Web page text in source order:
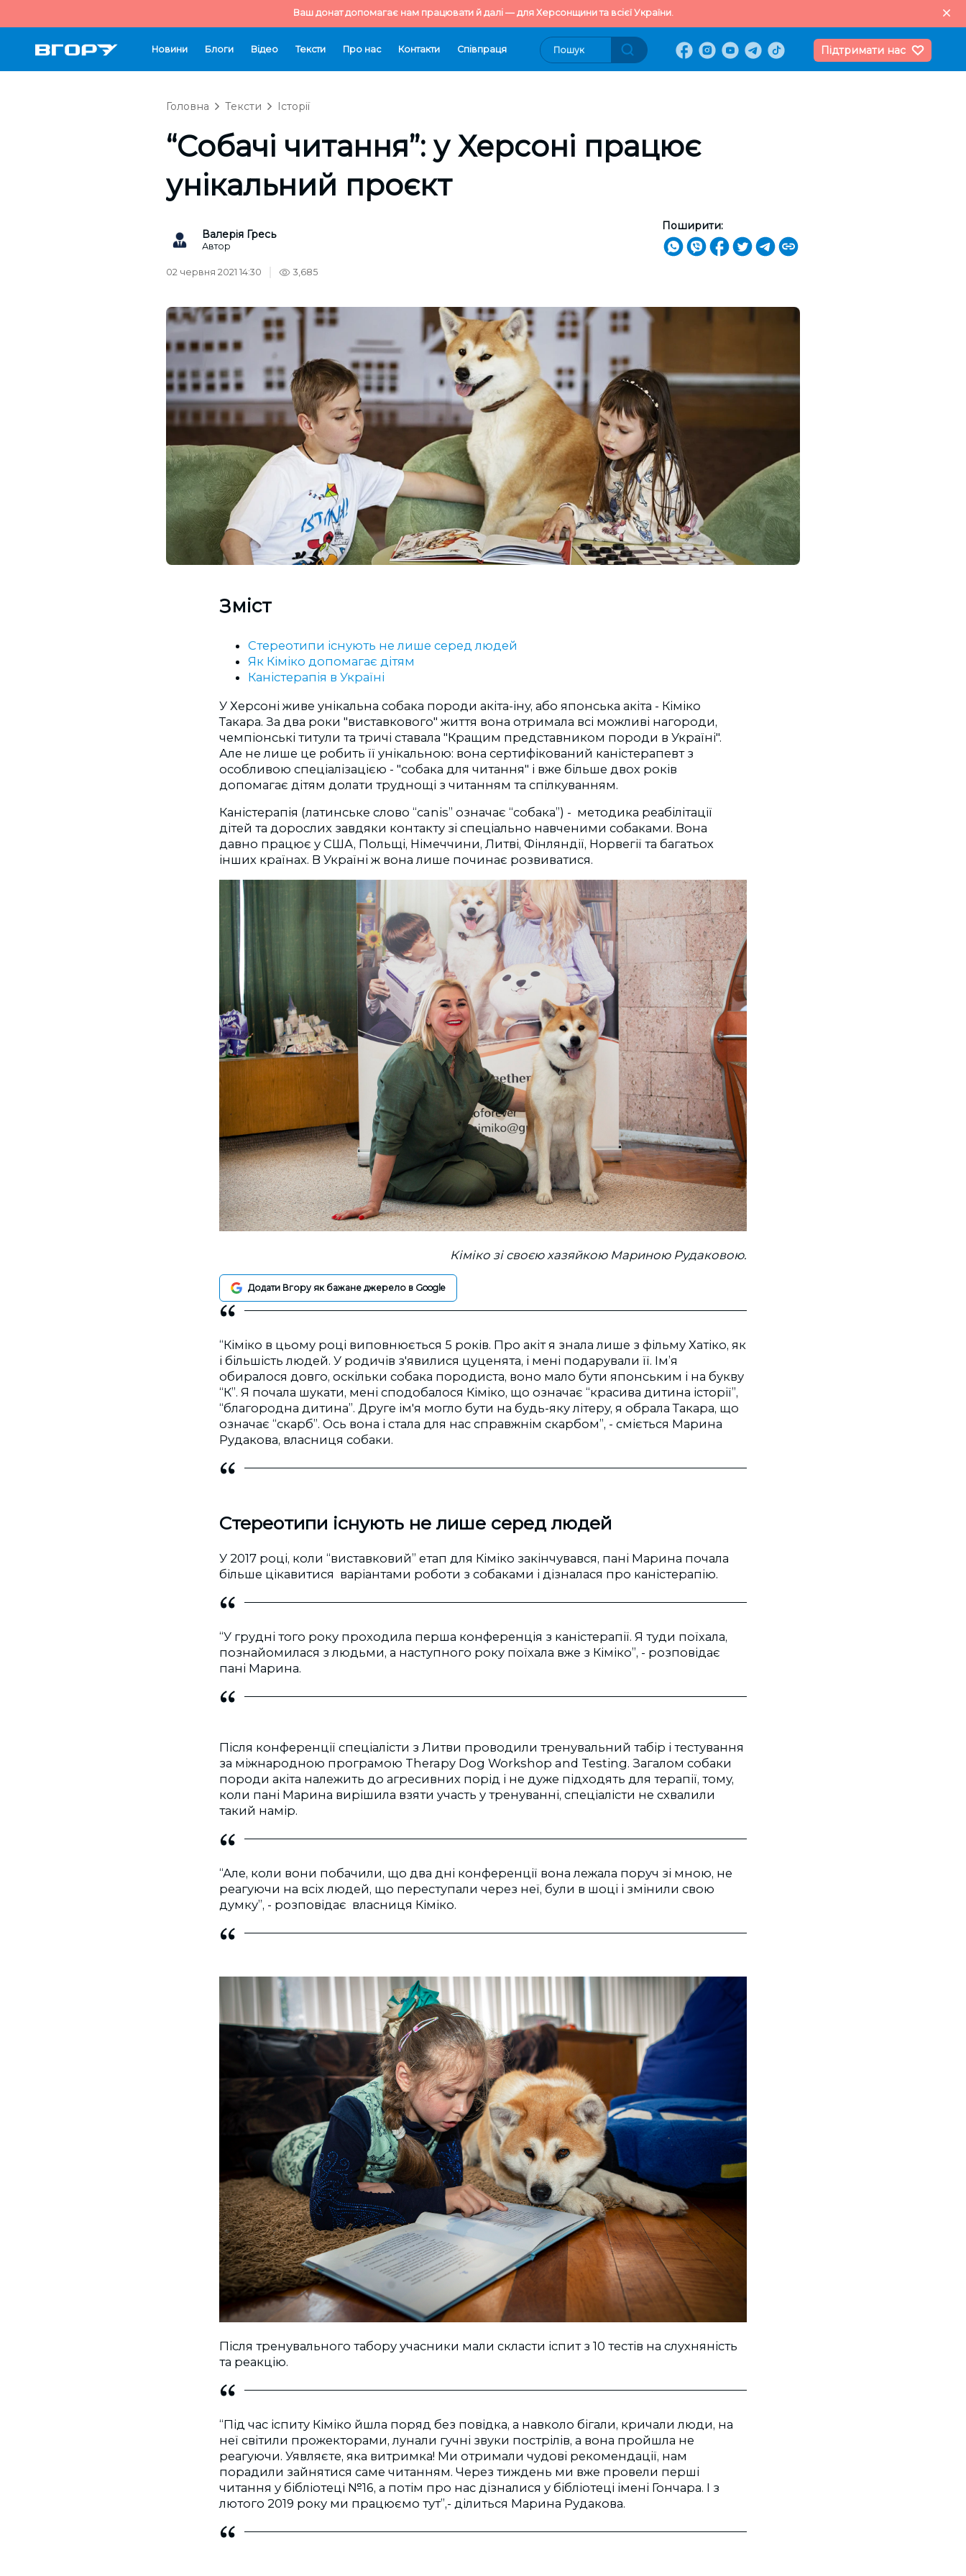
Ваш донат допомагає нам працювати й далі — для Херсонщини та всієї України.
Новини Блоги Відео Тексти Про нас Контакти Cпівпраця Підтримати нас
Головна Тексти Історії
“Собачі читання”: у Херсоні працює
унікальний проєкт
Валерія Гресь
Автор
Поширити:
02 червня 2021 14:30 3,685
Зміст
Стереотипи існують не лише серед людей
Як Кіміко допомагає дітям
Каністерапія в Україні
У Херсоні живе унікальна собака породи акіта-іну, або японська акіта - Кіміко
Такара. За два роки "виставкового" життя вона отримала всі можливі нагороди,
чемпіонські титули та тричі ставала "Кращим представником породи в Україні".
Але не лише це робить її унікальною: вона сертифікований каністерапевт з
особливою спеціалізацією - "собака для читання" і вже більше двох років
допомагає дітям долати труднощі з читанням та спілкуванням.
Каністерапія (латинське слово “canis” означає “собака”) - методика реабілітації
дітей та дорослих завдяки контакту зі спеціально навченими собаками. Вона
давно працює у США, Польщі, Німеччини, Литві, Фінляндії, Норвегії та багатьох
інших країнах. В Україні ж вона лише починає розвиватися.
Кіміко зі своєю хазяйкою Мариною Рудаковою.
Додати Вгору як бажане джерело в Google
“Кіміко в цьому році виповнюється 5 років. Про акіт я знала лише з фільму Хатіко, як
і більшість людей. У родичів з'явилися цуценята, і мені подарували її. Ім’я
обиралося довго, оскільки собака породиста, воно мало бути японським і на букву
“К”. Я почала шукати, мені сподобалося Кіміко, що означає “красива дитина історії”,
“благородна дитина”. Друге ім'я могло бути на будь-яку літеру, я обрала Такара, що
означає “скарб”. Ось вона і стала для нас справжнім скарбом”, - сміється Марина
Рудакова, власниця собаки.
Стереотипи існують не лише серед людей
У 2017 році, коли “виставковий” етап для Кіміко закінчувався, пані Марина почала
більше цікавитися варіантами роботи з собаками і дізналася про каністерапію.
“У грудні того року проходила перша конференція з каністерапії. Я туди поїхала,
познайомилася з людьми, а наступного року поїхала вже з Кіміко”, - розповідає
пані Марина.
Після конференції спеціалісти з Литви проводили тренувальний табір і тестування
за міжнародною програмою Therapy Dog Workshop and Testing. Загалом собаки
породи акіта належить до агресивних порід і не дуже підходять для терапії, тому,
коли пані Марина вирішила взяти участь у тренуванні, спеціалісти не схвалили
такий намір.
“Але, коли вони побачили, що два дні конференції вона лежала поруч зі мною, не
реагуючи на всіх людей, що переступали через неї, були в шоці і змінили свою
думку”, - розповідає власниця Кіміко.
Після тренувального табору учасники мали скласти іспит з 10 тестів на слухняність
та реакцію.
“Під час іспиту Кіміко йшла поряд без повідка, а навколо бігали, кричали люди, на
неї світили прожекторами, лунали гучні звуки пострілів, а вона пройшла не
реагуючи. Уявляєте, яка витримка! Ми отримали чудові рекомендації, нам
порадили зайнятися саме читанням. Через тиждень ми вже провели перші
читання у бібліотеці №16, а потім про нас дізналися у бібліотеці імені Гончара. І з
лютого 2019 року ми працюємо тут”,- ділиться Марина Рудакова.